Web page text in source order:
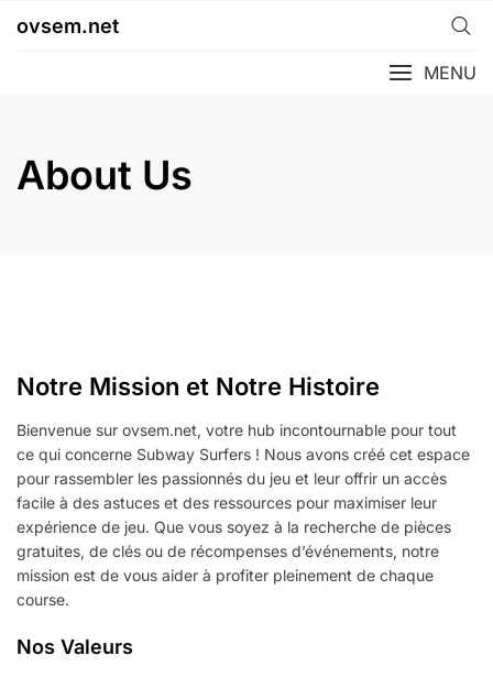
ovsem.net
MENU
About Us
Notre Mission et Notre Histoire
Bienvenue sur ovsem.net, votre hub incontournable pour tout
ce qui concerne Subway Surfers ! Nous avons créé cet espace
pour rassembler les passionnés du jeu et leur offrir un accès
facile à des astuces et des ressources pour maximiser leur
expérience de jeu. Que vous soyez à la recherche de pièces
gratuites, de clés ou de récompenses d’événements, notre
mission est de vous aider à profiter pleinement de chaque
course.
Nos Valeurs